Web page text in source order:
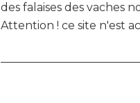
des falaises des vaches
Attention ! ce site n'est